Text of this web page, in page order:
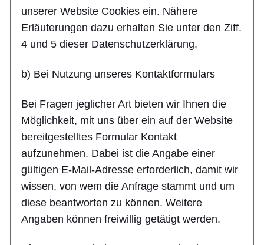
unserer Website Cookies ein. Nähere
Erläuterungen dazu erhalten Sie unter den Ziff.
4 und 5 dieser Datenschutzerklärung.
b) Bei Nutzung unseres Kontaktformulars
Bei Fragen jeglicher Art bieten wir Ihnen die
Möglichkeit, mit uns über ein auf der Website
bereitgestelltes Formular Kontakt
aufzunehmen. Dabei ist die Angabe einer
gültigen E-Mail-Adresse erforderlich, damit wir
wissen, von wem die Anfrage stammt und um
diese beantworten zu können. Weitere
Angaben können freiwillig getätigt werden.